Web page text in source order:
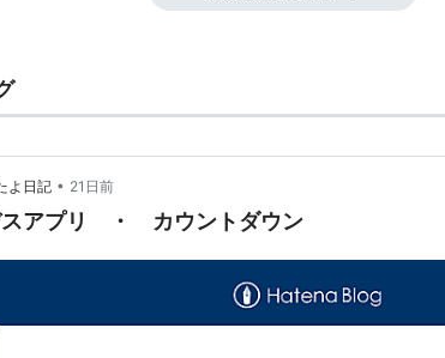
よ日記 • 21日前
スアプリ ・ カウントダウン